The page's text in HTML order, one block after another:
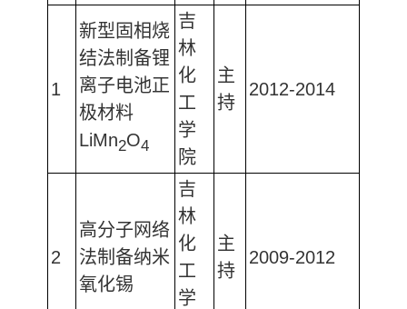
1
新型固相烧
结法制备锂
离子电池正
极材料
LiMn2O4
吉
林
化
工
学
院
主
持
2012-2014
2
高分子网络
法制备纳米
氧化锡
吉
林
化
工
学
主
持
2009-2012